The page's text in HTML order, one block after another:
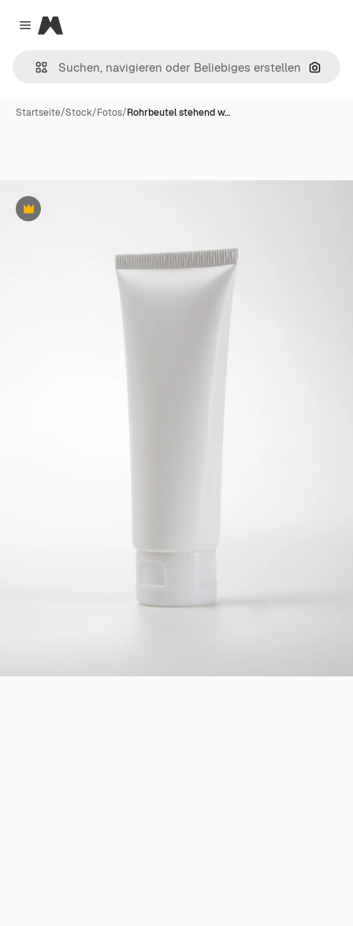
Close menu
Magnific
Nach
Startseite/Stock/Fotos/Rohrbeutel stehend w…
Premium